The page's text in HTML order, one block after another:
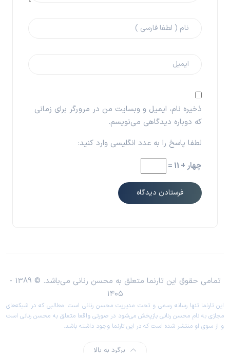
ذخیره نام، ایمیل و وبسایت من در مرورگر برای زمانی
که دوباره دیدگاهی می‌نویسم.
لطفا پاسخ را به عدد انگلیسی وارد کنید:
چهار + 11 =
تمامی حقوق این تارنما متعلق به محسن رنانی می‌باشد. © 1389 -
۱۴۰۵
این تارنما تنها رسانه رسمی و تحت مدیریت محسن رنانی است. مطالبی که در شبکه‌های
مجازی به نام محسن رنانی بازپخش می‌شود در صورتی واقعا متعلق به محسن رنانی است
و از سوی او منتشر شده است که در این تارنما وجود داشته باشد.
برگرد به بالا